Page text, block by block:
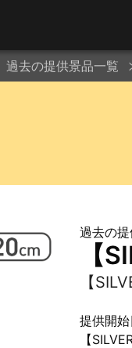
過去の提供景品一覧
過去の
【
【
提供開
【